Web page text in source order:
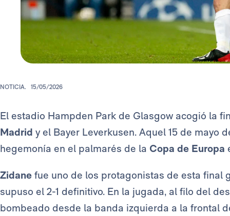
NOTICIA. 15/05/2026
El estadio Hampden Park de Glasgow acogió la
Madrid y el Bayer Leverkusen. Aquel 15 de mayo
hegemonía en el palmarés de la Copa de Europa
Zidane fue uno de los protagonistas de esta final
supuso el 2-1 definitivo. En la jugada, al filo del
bombeado desde la banda izquierda a la frontal